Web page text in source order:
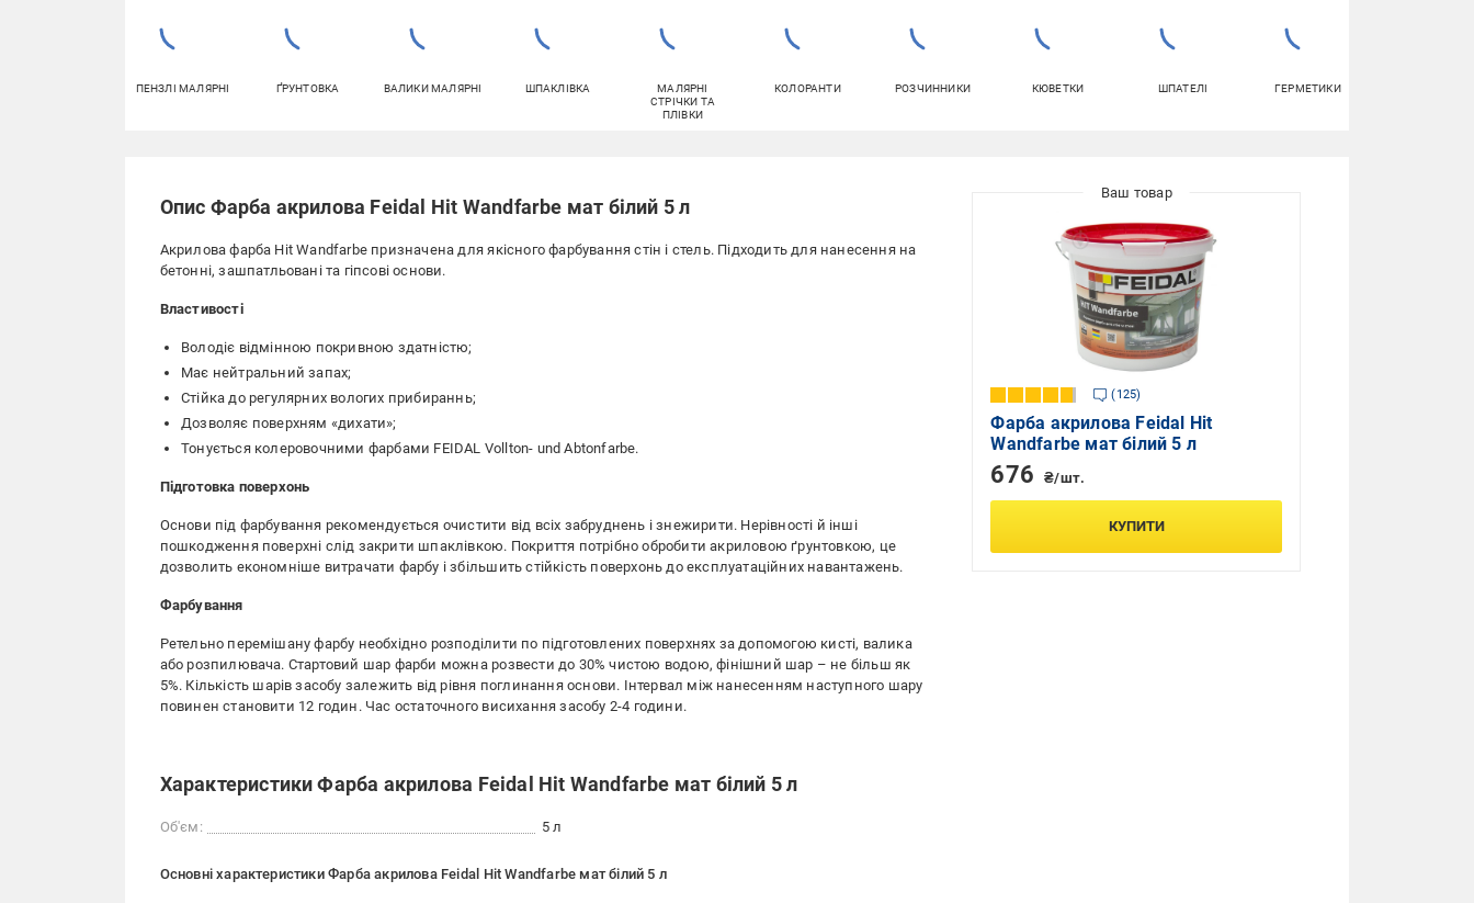
ПЕНЗЛІ МАЛЯРНІ ҐРУНТОВКА ВАЛИКИ МАЛЯРНІ ШПАКЛІВКА
МАЛЯРНІ
СТРІЧКИ ТА
ПЛІВКИ
КОЛОРАНТИ РОЗЧИННИКИ КЮВЕТКИ ШПАТЕЛІ ГЕРМЕТИКИ
Опис Фарба акрилова Feidal Hit Wandfarbe мат білий 5 л
Акрилова фарба Hit Wandfarbe призначена для якісного фарбування стін і стель. Підходить для нанесення на
бетонні, зашпатльовані та гіпсові основи.
Властивості
Володіє відмінною покривною здатністю;
Має нейтральний запах;
Стійка до регулярних вологих прибираннь;
Дозволяє поверхням «дихати»;
Тонується колеровочними фарбами FEIDAL Vollton- und Abtоnfarbe.
Підготовка поверхонь
Основи під фарбування рекомендується очистити від всіх забруднень і знежирити. Нерівності й інші
пошкодження поверхні слід закрити шпаклівкою. Покриття потрібно обробити акриловою ґрунтовкою, це
дозволить економніше витрачати фарбу і збільшить стійкість поверхонь до експлуатаційних навантажень.
Фарбування
Ретельно перемішану фарбу необхідно розподілити по підготовлених поверхнях за допомогою кисті, валика
або розпилювача. Стартовий шар фарби можна розвести до 30% чистою водою, фінішний шар – не більш як
5%. Кількість шарів засобу залежить від рівня поглинання основи. Інтервал між нанесенням наступного шару
повинен становити 12 годин. Час остаточного висихання засобу 2-4 години.
Характеристики Фарба акрилова Feidal Hit Wandfarbe мат білий 5 л
Об'єм: 5 л
Основні характеристики Фарба акрилова Feidal Hit Wandfarbe мат білий 5 л
125
Фарба акрилова Feidal Hit
Wandfarbe мат білий 5 л
676 ₴/шт.
КУПИТИ